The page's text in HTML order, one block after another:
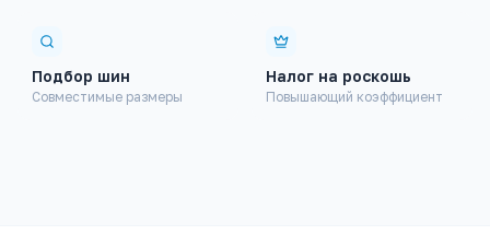
Подбор шин
Совместимые размеры
Налог на роскошь
Повышающий коэффициент
Строительство